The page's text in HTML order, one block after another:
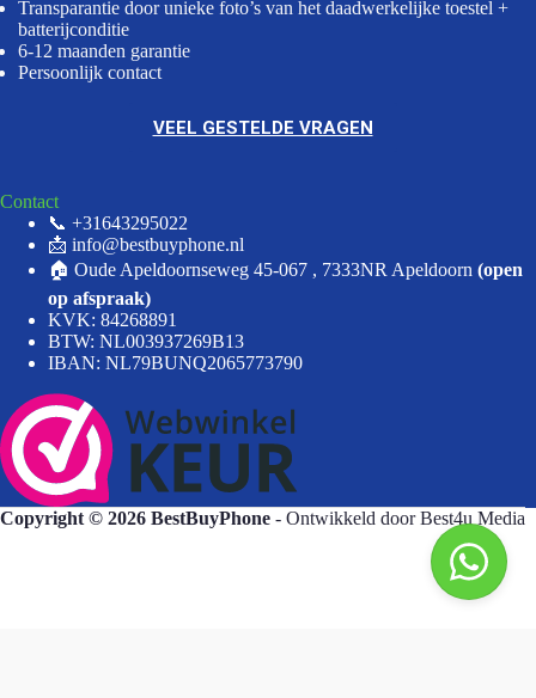
Transparantie door unieke foto’s van het daadwerkelijke toestel +
batterijconditie
6-12 maanden garantie
Persoonlijk contact
VEEL GESTELDE VRAGEN
Contact
📞 +31643295022
📩 info@bestbuyphone.nl
🏠 Oude Apeldoornseweg 45-067 , 7333NR Apeldoorn (open
op afspraak)
KVK: 84268891
BTW: NL003937269B13
IBAN: NL79BUNQ2065773790
Copyright © 2026 BestBuyPhone - Ontwikkeld doorBest4u Media